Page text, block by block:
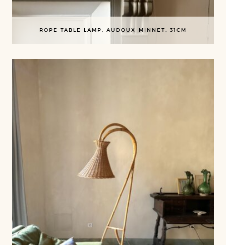
ROPE TABLE LAMP, AUDOUX-MINNET, 31CM